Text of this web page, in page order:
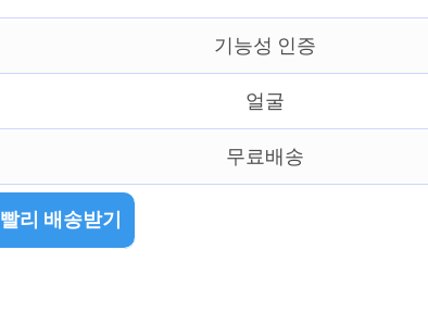
기능성 인증
얼굴
무료배송
빨리 배송받기